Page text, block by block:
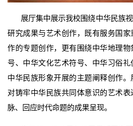
展厅集中展示我校围绕中华民族
研究成果与艺术创作，既有服务国
作的专题创作，更有围绕中华地理
号、中华文化艺术符号、中华习俗
中华民族形象开展的主题阐释创作
对铸牢中华民族共同体意识的艺术
脉、回应时代命题的成果呈现。